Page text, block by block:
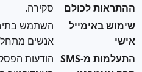
לכולם
סקירה.
השתמש בתיבה
אנשים מתחלפים;
התעלמות מ-SMS